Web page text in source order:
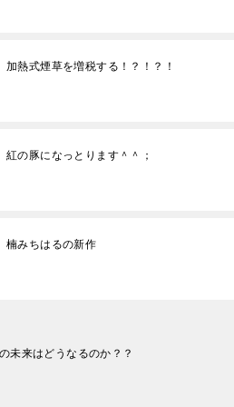
加熱式煙草を増税する！？！？！
紅の豚になっとります＾＾；
楠みちはるの新作
未来はどうなるのか？？